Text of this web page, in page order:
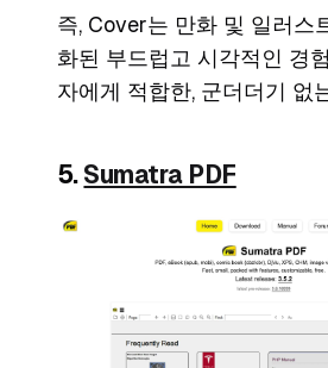
즉, Cover는 만화 및 일러스
화된 부드럽고 시각적인 경
자에게 적합한, 군더더기 없
5. Sumatra PDF